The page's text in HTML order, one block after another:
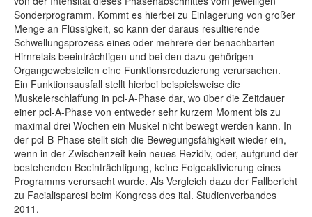
Sonderprogramm. Kommt es hierbei zu Einlagerung von großer
Menge an Flüssigkeit, so kann der daraus resultierende
Schwellungsprozess eines oder mehrere der benachbarten
Hirnrelais beeinträchtigen und bei den dazu gehörigen
Organgewebsteilen eine Funktionsreduzierung verursachen.
Ein Funktionsausfall stellt hierbei beispielsweise die
Muskelerschlaffung in pcl-A-Phase dar, wo über die Zeitdauer
einer pcl-A-Phase von entweder sehr kurzem Moment bis zu
maximal drei Wochen ein Muskel nicht bewegt werden kann. In
der pcl-B-Phase stellt sich die Bewegungsfähigkeit wieder ein,
wenn in der Zwischenzeit kein neues Rezidiv, oder, aufgrund der
bestehenden Beeinträchtigung, keine Folgeaktivierung eines
Programms verursacht wurde. Als Vergleich dazu der Fallbericht
zu Facialisparesi beim Kongress des ital. Studienverbandes
2011.